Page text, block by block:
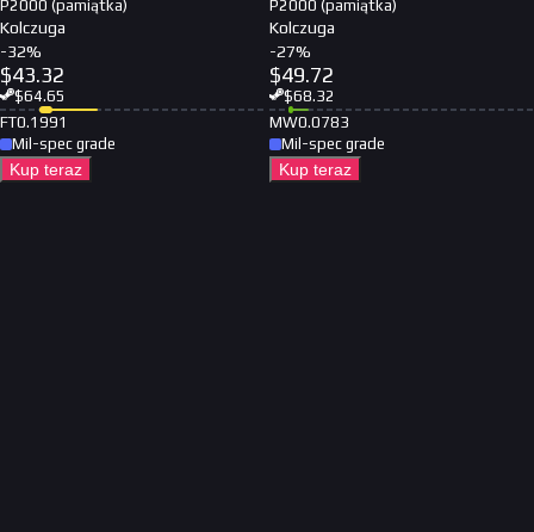
P2000 (pamiątka)
Kolczuga
-32%
$43.32
$64.65
FT0.1991
Mil-spec grade
Kup teraz
P2000 (pamiątka)
Kolczuga
-27%
$49.72
$68.32
MW0.0783
Mil-spec grade
Kup teraz